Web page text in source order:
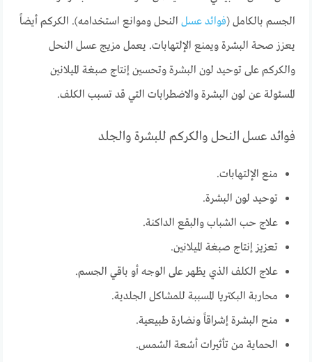
الجسم بالكامل (فوائد عسل النحل وموانع استخدامه). الكركم أيضاً
يعزز صحة البشرة ويمنع الإلتهابات. يعمل مزيج عسل النحل
والكركم على توحيد لون البشرة وتحسين إنتاج صبغة الميلانين
المسئولة عن لون البشرة والاضطرابات التي قد تسبب الكلف.
فوائد عسل النحل والكركم للبشرة والجلد
منع الإلتهابات.
توحيد لون البشرة.
علاج حب الشباب والبقع الداكنة.
تعزيز إنتاج صبغة الميلانين.
علاج الكلف الذي يظهر على الوجه أو باقي الجسم.
محاربة البكتريا المسببة للمشاكل الجلدية.
منح البشرة إشراقاً ونضارة طبيعية.
الحماية من تأثيرات أشعة الشمس.